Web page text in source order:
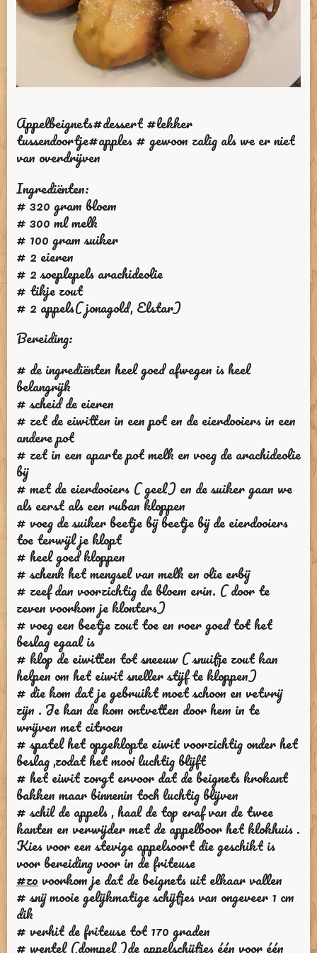
Appelbeignets#dessert #lekker
tussendoortje#apples # gewoon zalig als we er niet
van overdrijven
Ingrediënten:
# 320 gram bloem
# 300 ml melk
# 100 gram suiker
# 2 eieren
# 2 soeplepels arachideolie
# tikje zout
# 2 appels( jonagold, Elstar)
Bereiding:
# de ingrediënten heel goed afwegen is heel
belangrijk
# scheid de eieren
# zet de eiwitten in een pot en de eierdooiers in een
andere pot
# zet in een aparte pot melk en voeg de arachideolie
bij
# met de eierdooiers ( geel) en de suiker gaan we
als eerst als een ruban kloppen
# voeg de suiker beetje bij beetje bij de eierdooiers
toe terwijl je klopt
# heel goed kloppen
# schenk het mengsel van melk en olie erbij
# zeef dan voorzichtig de bloem erin. ( door te
zeven voorkom je klonters)
# voeg een beetje zout toe en roer goed tot het
beslag egaal is
# klop de eiwitten tot sneeuw ( snuifje zout kan
helpen om het eiwit sneller stijf te kloppen)
# die kom dat je gebruikt moet schoon en vetvrij
zijn . Je kan de kom ontvetten door hem in te
wrijven met citroen
# spatel het opgeklopte eiwit voorzichtig onder het
beslag ,zodat het mooi luchtig blijft
# het eiwit zorgt ervoor dat de beignets krokant
bakken maar binnenin toch luchtig blijven
# schil de appels , haal de top eraf van de twee
kanten en verwijder met de appelboor het klokhuis .
Kies voor een stevige appelsoort die geschikt is
voor bereiding voor in de friteuse
#zo voorkom je dat de beignets uit elkaar vallen
# snij mooie gelijkmatige schijfjes van ongeveer 1 cm
dik
# verhit de friteuse tot 170 graden
# wentel (dompel )de appelschijfjes één voor één